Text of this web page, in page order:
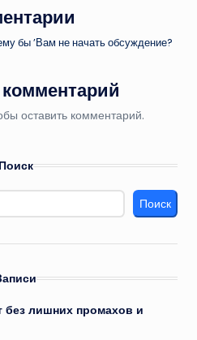
бы ’Вам не начать обсуждение?
оставить комментарий.
Поиск
без лишних промахов и